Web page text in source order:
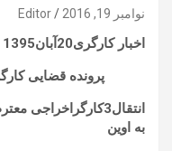
نوامبر 19, 2016 Editor
اخبار کارگری20آبان1395
پرونده قضایی
به اوین